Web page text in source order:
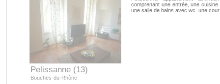
Pelissanne (13)
Bouches-du-Rhône
comprenant une entrée, une
une salle de bains avec wc. une